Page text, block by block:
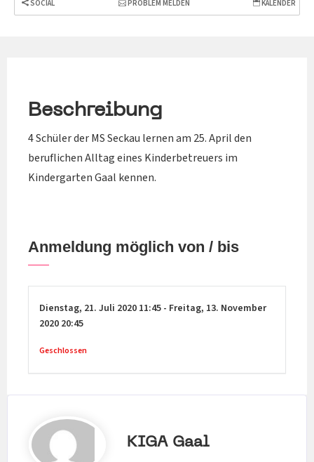
SOCIAL PROBLEM MELDEN KALENDER
Beschreibung
4 Schüler der MS Seckau lernen am 25. April den
beruflichen Alltag eines Kinderbetreuers im
Kindergarten Gaal kennen.
Anmeldung möglich von / bis
Dienstag, 21. Juli 2020 11:45 - Freitag, 13. November
2020 20:45
Geschlossen
KIGA Gaal